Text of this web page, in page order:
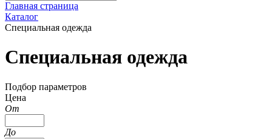
Главная страница
Каталог
Специальная одежда
Специальная одежда
Подбор параметров
Цена
От
До